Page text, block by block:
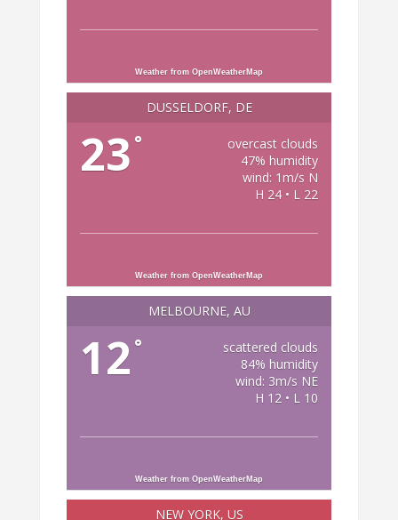
Weather from OpenWeatherMap
DÜSSELDORF, DE
23 °
overcast clouds
47% humidity
wind: 1m/s N
H 24 • L 22
Weather from OpenWeatherMap
MELBOURNE, AU
12 °
scattered clouds
84% humidity
wind: 3m/s NE
H 12 • L 10
Weather from OpenWeatherMap
NEW YORK, US